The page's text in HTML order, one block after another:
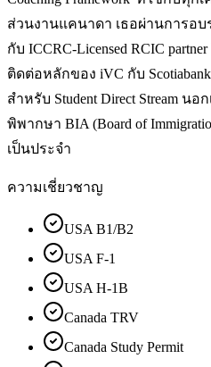
ส่วนงานแคนาดา เธอผ่านการอบร
กับ ICCRC-Licensed RCIC
ติดต่อหลักของ iVC กับ Scotiabank
สำหรับ Student Direct Stream
พิพากษา BIA (Board of
เป็นประจำ
ความเชี่ยวชาญ
USA B1/B2
USA F-1
USA H-1B
Canada TRV
Canada Study Permit